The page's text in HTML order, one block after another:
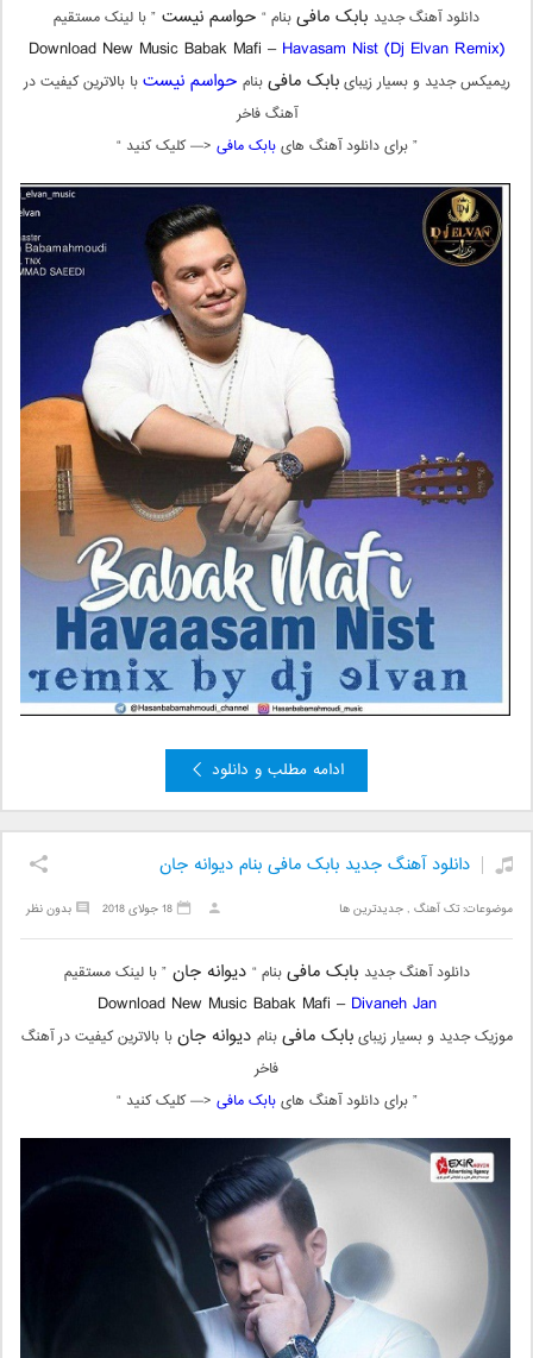
دانلود آهنگ جدید بابک مافیبنام “ حواسم نیست ” با لینک مستقیم
Download New Music Babak Mafi – Havasam Nist (Dj Elvan Remix)
ریمیکس جدید و بسیار زیبایبابک مافیبنام حواسم نیستبا بالاترین کیفیت در
آهنگ فاخر
” برای دانلود آهنگ هایبابک مافی <— کلیک کنید “
ادامه مطلب و دانلود
دانلود آهنگ جدید بابک مافی بنام دیوانه جان
موضوعات:تک آهنگ ,جدیدترین ها بدون نظر 18 جولای 2018
دانلود آهنگ جدید بابک مافیبنام “ دیوانه جان” با لینک مستقیم
Download New Music Babak Mafi – Divaneh Jan
موزیک جدید و بسیار زیبایبابک مافیبنام دیوانه جانبا بالاترین کیفیت در آهنگ
فاخر
” برای دانلود آهنگ هایبابک مافی <— کلیک کنید “